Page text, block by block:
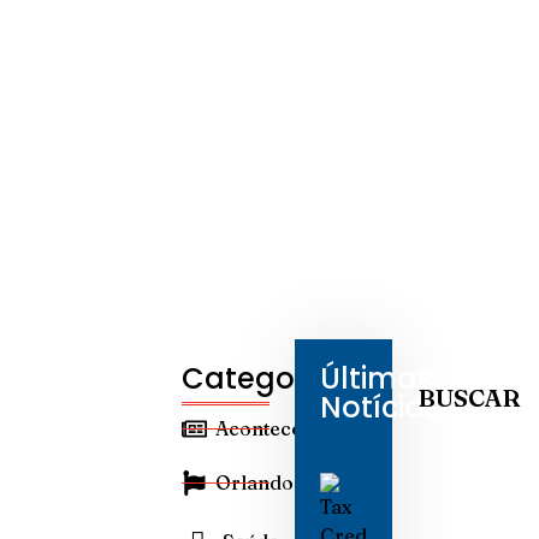
Categorias
Aconteceu
Orlando
Últimas
NotíciasBUSCAR